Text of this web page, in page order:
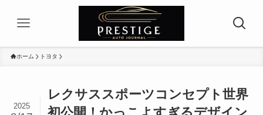
ホーム トヨタ
レクサススポーツコンセプト世界
2025